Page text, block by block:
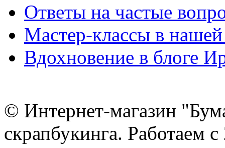
Ответы на частые
Мастер-классы в нашей
Вдохновение в блоге
© Интернет-магазин
скрапбукинга. Работаем с